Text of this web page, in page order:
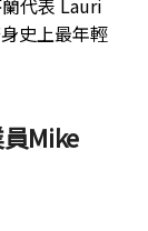
代表 Lauri
史上最年輕
Mike